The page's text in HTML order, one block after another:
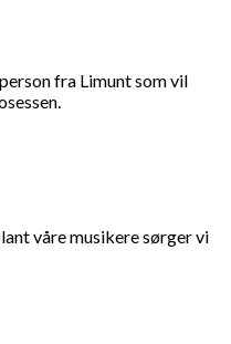
fra Limunt som vil
våre musikere sørger vi